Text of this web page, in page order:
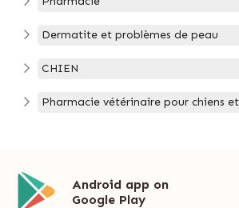
Dermatite et problèmes de peau
CHIEN
Pharmacie vétérinaire pour chiens
Android app on
Google Play